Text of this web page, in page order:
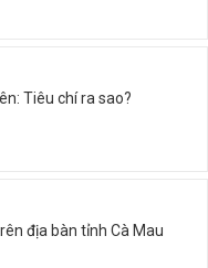
Tiêu chí ra sao?
địa bàn tỉnh Cà Mau